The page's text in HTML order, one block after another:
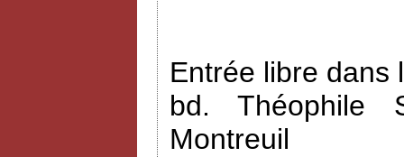
Entrée libre dans
bd. Théophile
Montreuil